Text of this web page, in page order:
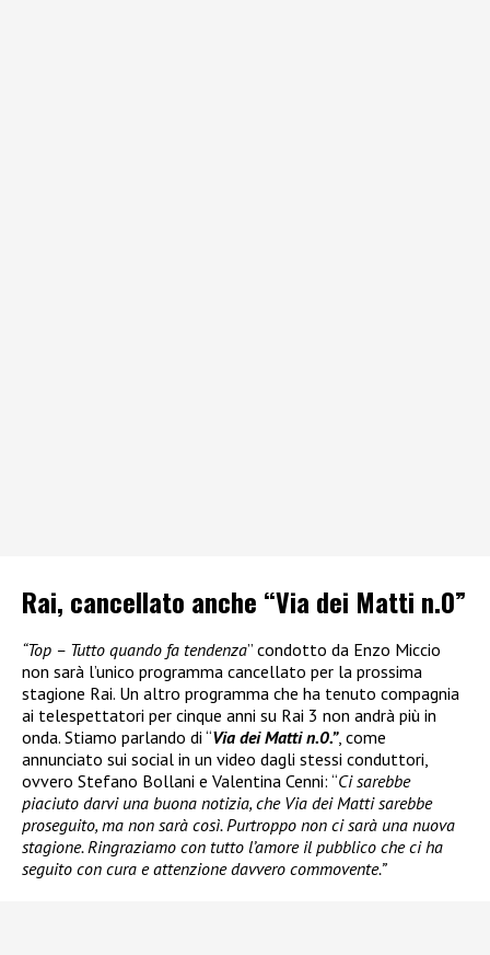
Rai, cancellato anche “Via dei Matti n.0”
“Top – Tutto quando fa tendenza” condotto da Enzo Miccio
non sarà l’unico programma cancellato per la prossima
stagione Rai. Un altro programma che ha tenuto compagnia
ai telespettatori per cinque anni su Rai 3 non andrà più in
onda. Stiamo parlando di “Via dei Matti n.0.”, come
annunciato sui social in un video dagli stessi conduttori,
ovvero Stefano Bollani e Valentina Cenni: “Ci sarebbe
piaciuto darvi una buona notizia, che Via dei Matti sarebbe
proseguito, ma non sarà così. Purtroppo non ci sarà una nuova
stagione. Ringraziamo con tutto l’amore il pubblico che ci ha
seguito con cura e attenzione davvero commovente.”